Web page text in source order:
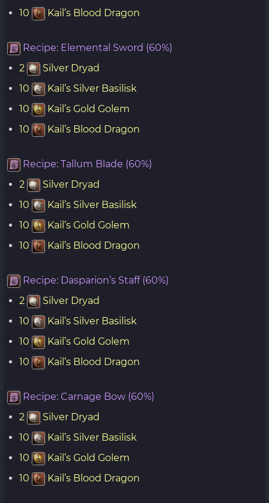
10 Kail’s Blood Dragon
Recipe: Elemental Sword (60%)
2
Silver Dryad
10
Kail’s Silver Basilisk
10
Kail’s Gold Golem
10
Kail’s Blood Dragon
Recipe: Tallum Blade (60%)
2
Silver Dryad
10
Kail’s Silver Basilisk
10
Kail’s Gold Golem
10
Kail’s Blood Dragon
Recipe: Dasparion’s Staff (60%)
2
Silver Dryad
10
Kail’s Silver Basilisk
10
Kail’s Gold Golem
10
Kail’s Blood Dragon
Recipe: Carnage Bow (60%)
2
Silver Dryad
10
Kail’s Silver Basilisk
10
Kail’s Gold Golem
10
Kail’s Blood Dragon